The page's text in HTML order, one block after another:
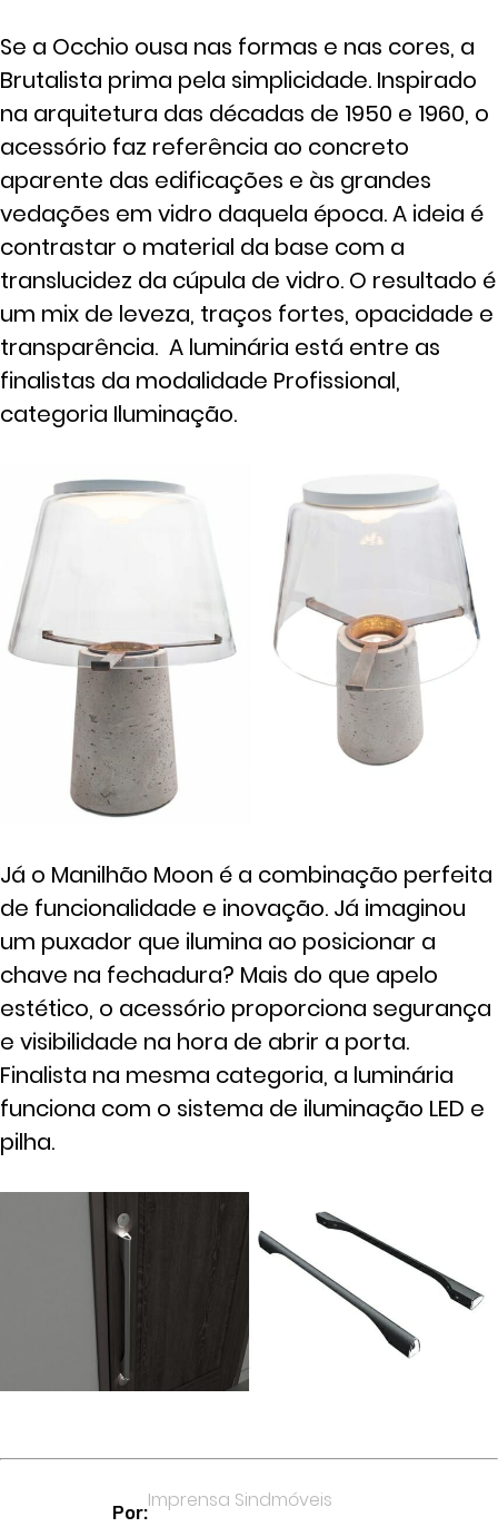
Se a Occhio ousa nas formas e nas cores, a
Brutalista prima pela simplicidade. Inspirado
na arquitetura das décadas de 1950 e 1960, o
acessório faz referência ao concreto
aparente das edificações e às grandes
vedações em vidro daquela época. A ideia é
contrastar o material da base com a
translucidez da cúpula de vidro. O resultado é
um mix de leveza, traços fortes, opacidade e
transparência. A luminária está entre as
finalistas da modalidade Profissional,
categoria Iluminação.
Já o Manilhão Moon é a combinação perfeita
de funcionalidade e inovação. Já imaginou
um puxador que ilumina ao posicionar a
chave na fechadura? Mais do que apelo
estético, o acessório proporciona segurança
e visibilidade na hora de abrir a porta.
Finalista na mesma categoria, a luminária
funciona com o sistema de iluminação LED e
pilha.
Por:
Imprensa Sindmóveis